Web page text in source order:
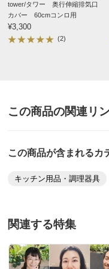
tower/タワー 奥行伸縮排気口
カバー 60cmコンロ用
¥3,300
(2)
この商品の関連リ
この商品が含まれるカ
キッチン用品・調理器具
関連する特集